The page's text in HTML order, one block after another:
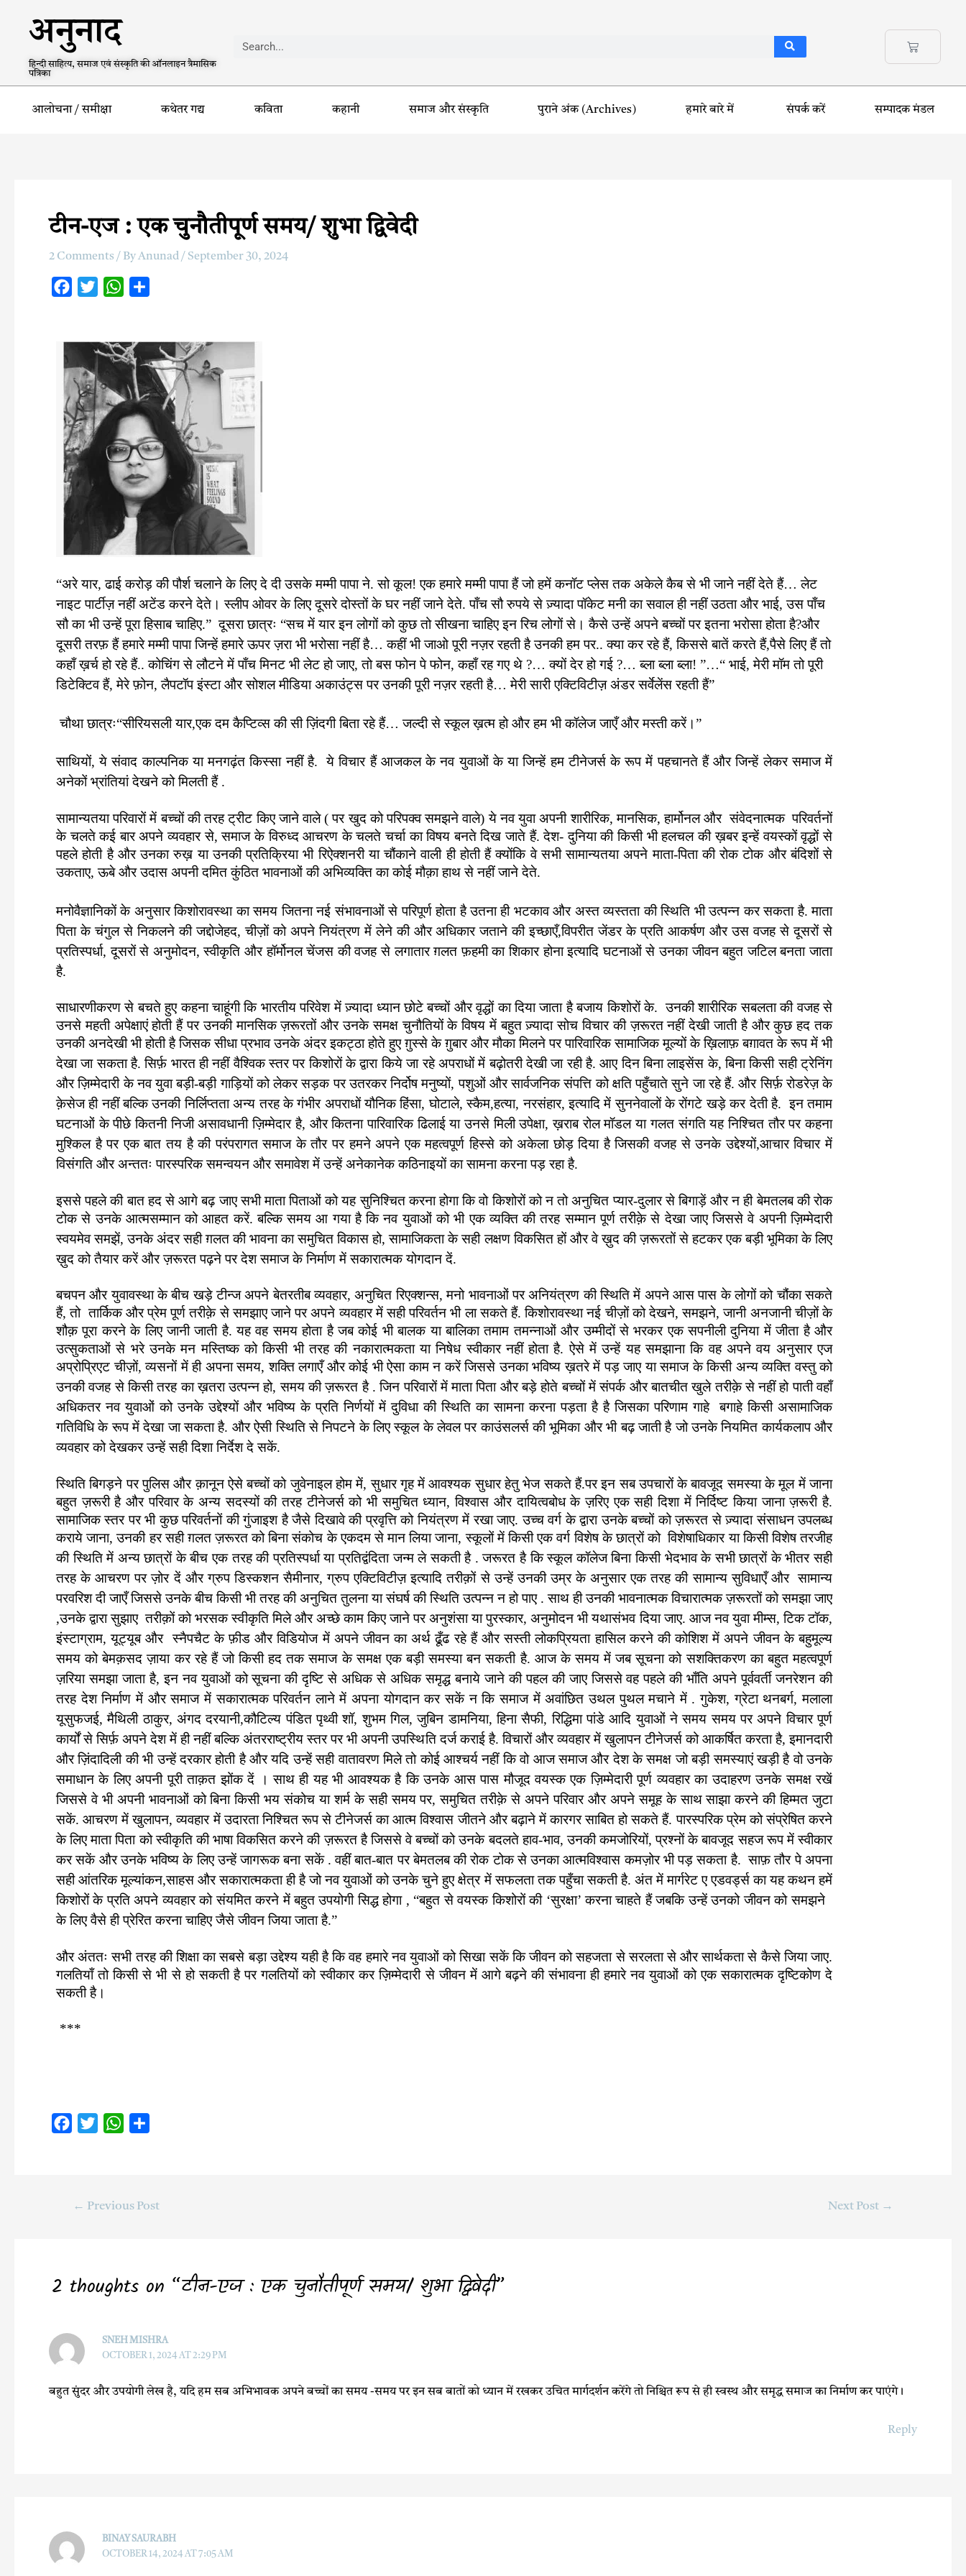
अनुनाद
हिन्दी साहित्य, समाज एवं संस्कृति की ऑनलाइन त्रैमासिक
पत्रिका
आलोचना / समीक्षा कथेतर गद्य कविता कहानी समाज और संस्कृति पुराने अंक (Archives) हमारे बारे में संपर्क करें सम्पादक मंडल
टीन-एज : एक चुनौतीपूर्ण समय/ शुभा द्विवेदी
2 Comments / ByAnunad / September 30, 2024
b
o
o
k
t
e
r
W
t
s
A
p
e
“अरे यार, ढाई करोड़ की पौर्श चलाने के लिए दे दी उसके मम्मी पापा ने. सो कूल! एक हमारे मम्मी पापा हैं जो हमें कनॉट प्लेस तक अकेले कैब से भी जाने नहीं देते हैं… लेट
नाइट पार्टीज़ नहीं अटेंड करने देते। स्लीप ओवर के लिए दूसरे दोस्तों के घर नहीं जाने देते. पाँच सौ रुपये से ज़्यादा पॉकेट मनी का सवाल ही नहीं उठता और भाई, उस पाँच
सौ का भी उन्हें पूरा हिसाब चाहिए.” दूसरा छात्रः “सच में यार इन लोगों को कुछ तो सीखना चाहिए इन रिच लोगों से। कैसे उन्हें अपने बच्चों पर इतना भरोसा होता है?और
दूसरी तरफ़ हैं हमारे मम्मी पापा जिन्हें हमारे ऊपर ज़रा भी भरोसा नहीं है… कहीं भी जाओ पूरी नज़र रहती है उनकी हम पर.. क्या कर रहे हैं, किससे बातें करते हैं,पैसे लिए हैं तो
कहाँ ख़र्च हो रहे हैं.. कोचिंग से लौटने में पाँच मिनट भी लेट हो जाए, तो बस फोन पे फोन, कहाँ रह गए थे ?… क्यों देर हो गई ?… ब्ला ब्ला ब्ला! ”…“ भाई, मेरी मॉम तो पूरी
डिटेक्टिव हैं, मेरे फ़ोन, लैपटॉप इंस्टा और सोशल मीडिया अकाउंट्स पर उनकी पूरी नज़र रहती है… मेरी सारी एक्टिविटीज़ अंडर सर्वेलेंस रहती हैं”
चौथा छात्रः“सीरियसली यार,एक दम कैप्टिव्स की सी ज़िंदगी बिता रहे हैं… जल्दी से स्कूल ख़त्म हो और हम भी कॉलेज जाएँ और मस्ती करें।”
साथियों, ये संवाद काल्पनिक या मनगढ़ंत किस्सा नहीं है. ये विचार हैं आजकल के नव युवाओं के या जिन्हें हम टीनेजर्स के रूप में पहचानते हैं और जिन्हें लेकर समाज में
अनेकों भ्रांतियां देखने को मिलती हैं .
सामान्यतया परिवारों में बच्चों की तरह ट्रीट किए जाने वाले ( पर खुद को परिपक्व समझने वाले) ये नव युवा अपनी शारीरिक, मानसिक, हार्मोनल और संवेदनात्मक परिवर्तनों
के चलते कई बार अपने व्यवहार से, समाज के विरुध्द आचरण के चलते चर्चा का विषय बनते दिख जाते हैं. देश- दुनिया की किसी भी हलचल की ख़बर इन्हें वयस्कों वृद्धों से
पहले होती है और उनका रुख़ या उनकी प्रतिक्रिया भी रिऐक्शनरी या चौंकाने वाली ही होती हैं क्योंकि वे सभी सामान्यतया अपने माता-पिता की रोक टोक और बंदिशों से
उकताए, ऊबे और उदास अपनी दमित कुंठित भावनाओं की अभिव्यक्ति का कोई मौक़ा हाथ से नहीं जाने देते.
मनोवैज्ञानिकों के अनुसार किशोरावस्था का समय जितना नई संभावनाओं से परिपूर्ण होता है उतनाही भटकाव और अस्त व्यस्तता की स्थिति भी उत्पन्न कर सकता है. माता
पिता के चंगुल से निकलने की जद्दोजेहद, चीज़ों को अपने नियंत्रण में लेने की और अधिकार जताने की इच्छाएँ,विपरीत जेंडर के प्रति आकर्षण और उस वजह से दूसरों से
प्रतिस्पर्धा, दूसरों से अनुमोदन, स्वीकृति और हॉर्मोनल चेंजस की वजह से लगातार ग़लत फ़हमी का शिकार होना इत्यादि घटनाओं से उनका जीवन बहुत जटिल बनता जाता
है.
साधारणीकरण से बचते हुए कहना चाहूंगी कि भारतीय परिवेश में ज़्यादा ध्यान छोटे बच्चों और वृद्धों का दिया जाता है बजाय किशोरों के. उनकी शारीरिक सबलता की वजह से
उनसे महती अपेक्षाएं होती हैं पर उनकी मानसिक ज़रूरतों और उनके समक्ष चुनौतियों के विषय में बहुत ज़्यादा सोच विचार की ज़रूरत नहीं देखी जाती है और कुछ हद तक
उनकी अनदेखी भी होती है जिसक सीधा प्रभाव उनके अंदर इकट्ठा होते हुए ग़ुस्से के ग़ुबार और मौका मिलने पर पारिवारिक सामाजिक मूल्यों के ख़िलाफ़ बग़ावत के रूप में भी
देखा जा सकता है.सिर्फ़ भारत ही नहीं वैश्विक स्तर पर किशोरों के द्वारा किये जा रहे अपराधों में बढ़ोतरी देखी जा रही है. आए दिन बिना लाइसेंस के, बिना किसीसही ट्रेनिंग
और ज़िम्मेदारी के नव युवा बड़ी-बड़ी गाड़ियों को लेकर सड़क पर उतरकर निर्दोष मनुष्यों, पशुओं और सार्वजनिक संपत्ति को क्षति पहुँचाते सुने जा रहे हैं. और सिर्फ़ रोडरेज़ के
क़ेसेज ही नहीं बल्कि उनकी निर्लिप्तता अन्य तरह के गंभीर अपराधों यौनिक हिंसा, घोटाले, स्कैम,हत्या, नरसंहार, इत्यादि में सुननेवालों के रोंगटे खड़े कर देती है. इन तमाम
घटनाओं के पीछे कितनी निजी असावधानी ज़िम्मेदार है, और कितना पारिवारिक ढिलाई या उनसे मिली उपेक्षा, ख़राब रोल मॉडल या गलत संगति यह निश्चित तौर पर कहना
मुश्किल है पर एक बात तय है की परंपरागत समाज के तौर पर हमने अपने एक महत्वपूर्ण हिस्से को अकेला छोड़ दिया है जिसकी वजह से उनके उद्देश्यों,आचार विचार में
विसंगति और अन्ततः पारस्परिक समन्वयन और समावेश में उन्हें अनेकानेक कठिनाइयों का सामना करना पड़ रहा है.
इससे पहले की बात हद से आगे बढ़ जाए सभी माता पिताओं को यह सुनिश्चित करना होगा कि वो किशोरों को न तो अनुचित प्यार-दुलार से बिगाड़ें और न ही बेमतलब की रोक
टोक से उनके आत्मसम्मान को आहत करें. बल्कि समय आ गया है कि नव युवाओं को भी एक व्यक्ति की तरह सम्मान पूर्ण तरीक़े से देखा जाए जिससे वे अपनी ज़िम्मेदारी
स्वयमेव समझें, उनके अंदरसही ग़लत की भावना का समुचित विकास हो, सामाजिकता के सही लक्षण विकसित हों और वे ख़ुद की ज़रूरतों से हटकर एक बड़ी भूमिका के लिए
ख़ुद को तैयार करें और ज़रूरत पढ़ने पर देश समाज के निर्माण में सकारात्मक योगदान दें.
बचपन और युवावस्था के बीच खड़े टीन्ज अपने बेतरतीब व्यवहार, अनुचित रिएक्शन्स, मनो भावनाओं पर अनियंत्रण की स्थिति में अपने आस पास के लोगों को चौंका सकते
हैं, तो तार्किक और प्रेम पूर्ण तरीक़े से समझाए जाने पर अपने व्यवहार में सही परिवर्तन भी ला सकते हैं. किशोरावस्था नई चीज़ों को देखने, समझने, जानी अनजानी चीज़ों के
शौक़ पूरा करने के लिए जानी जाती है. यह वह समय होता है जब कोई भी बालक या बालिका तमाम तमन्नाओं और उम्मीदों से भरकर एक सपनीली दुनिया में जीता है और
उत्सुकताओं से भरे उनके मन मस्तिष्क को किसी भी तरह की नकारात्मकता या निषेध स्वीकार नहीं होता है. ऐसे में उन्हें यह समझाना कि वह अपने वय अनुसार एज
अप्रोप्रिएट चीज़ों, व्यसनों में ही अपना समय, शक्ति लगाएँ और कोई भी ऐसा काम न करें जिससे उनका भविष्य ख़तरे में पड़ जाए या समाज के किसी अन्य व्यक्ति वस्तु को
उनकी वजह से किसी तरह का ख़तरा उत्पन्न हो, समय की ज़रूरत है . जिन परिवारों में माता पिता और बड़े होते बच्चों में संपर्क और बातचीत खुलेतरीक़े से नहीं हो पाती वहाँ
अधिकतर नव युवाओं को उनके उद्देश्यों और भविष्य के प्रति निर्णयों में दुविधा की स्थिति का सामना करना पड़ता है है जिसका परिणाम गाहे बगाहे किसी असामाजिक
गतिविधि के रूप में देखा जा सकता है. और ऐसी स्थिति से निपटने के लिए स्कूल के लेवल पर काउंसलर्स की भूमिका और भी बढ़ जाती है जो उनके नियमित कार्यकलाप और
व्यवहार को देखकर उन्हें सही दिशा निर्देश दे सकें.
स्थिति बिगड़ने पर पुलिस और क़ानून ऐसे बच्चों को जुवेनाइल होम में, सुधार गृह में आवश्यक सुधार हेतु भेज सकते हैं.पर इन सब उपचारों के बावजूद समस्या के मूल में जाना
बहुत ज़रूरी है और परिवार के अन्य सदस्यों की तरह टीनेजर्स को भी समुचित ध्यान, विश्वास और दायित्वबोध के ज़रिए एक सही दिशा में निर्दिष्ट किया जाना ज़रूरी है.
सामाजिक स्तर पर भी कुछ परिवर्तनों की गुंजाइश है जैसे दिखावे की प्रवृत्ति को नियंत्रण में रखा जाए. उच्च वर्ग के द्वारा उनके बच्चों को ज़रूरत से ज़्यादा संसाधन उपलब्ध
कराये जाना, उनकी हर सही ग़लत ज़रूरत को बिना संकोच के एकदम से मान लिया जाना, स्कूलों में किसी एक वर्ग विशेष के छात्रों को विशेषाधिकार या किसी विशेष तरजीह
की स्थिति में अन्य छात्रों के बीच एक तरह की प्रतिस्पर्धा या प्रतिद्वंदिता जन्म ले सकती है . जरूरत है किस्कूल कॉलेज बिना किसी भेदभाव के सभी छात्रों के भीतर सही
तरह के आचरण पर ज़ोर दें और ग्रुप डिस्कशन सैमीनार, ग्रुप एक्टिविटीज़ इत्यादि तरीक़ों से उन्हें उनकी उम्र के अनुसार एक तरह की सामान्य सुविधाएँ और सामान्य
परवरिश दी जाएँ जिससे उनके बीच किसी भी तरह की अनुचित तुलना या संघर्ष की स्थिति उत्पन्न न हो पाए . साथ ही उनकी भावनात्मक विचारात्मक ज़रूरतों को समझा जाए
,उनके द्वारा सुझाए तरीक़ों को भरसक स्वीकृति मिले और अच्छे काम किए जाने पर अनुशंसा या पुरस्कार, अनुमोदन भी यथासंभव दिया जाए. आज नव युवा मीम्स, टिक टॉक,
इंस्टाग्राम, यूट्यूब और स्नैपचैट के फ़ीड और विडियोज में अपने जीवन का अर्थ ढूँढ रहे हैं और सस्ती लोकप्रियता हासिल करने की कोशिश में अपने जीवन के बहुमूल्य
समय को बेमक़सद ज़ाया कर रहे हैं जो किसी हद तक समाज के समक्ष एक बड़ी समस्या बन सकती है. आज के समय में जब सूचना को सशक्तिकरण का बहुत महत्वपूर्ण
ज़रिया समझा जाता है, इन नव युवाओं को सूचना की दृष्टि से अधिक से अधिक समृद्ध बनाये जाने की पहल की जाए जिससे वह पहले की भाँति अपने पूर्ववर्ती जनरेशन की
तरह देश निर्माण में और समाज में सकारात्मक परिवर्तन लाने में अपना योगदान कर सकें न कि समाज में अवांछित उथल पुथलमचाने में . गुकेश, ग्रेटा थनबर्ग, मलाला
यूसुफजई, मैथिली ठाकुर, अंगद दरयानी,कौटिल्य पंडित पृथ्वी शॉ, शुभम गिल, जुबिन डामनिया, हिना सैफी, रिद्धिमा पांडे आदि युवाओं ने समय समय पर अपने विचार पूर्ण
कार्यों से सिर्फ़ अपने देश में ही नहीं बल्कि अंतरराष्ट्रीय स्तर पर भी अपनी उपस्थिति दर्ज कराई है. विचारों और व्यवहार में खुलापन टीनेजर्स को आकर्षित करता है, इमानदारी
और ज़िंदादिली की भी उन्हें दरकार होती है और यदि उन्हें सही वातावरण मिले तो कोई आश्चर्य नहीं कि वो आज समाज और देश के समक्ष जो बड़ी समस्याएं खड़ी है वो उनके
समाधान के लिए अपनी पूरी ताक़त झोंक दें । साथ ही यह भी आवश्यक है कि उनके आस पास मौजूद वयस्क एक ज़िम्मेदारी पूर्ण व्यवहार का उदाहरण उनके समक्ष रखें
जिससे वे भी अपनी भावनाओं को बिना किसी भय संकोच या शर्म के सही समय पर, समुचित तरीक़े से अपने परिवार और अपने समूह के साथ साझा करने की हिम्मत जुटा
सकें. आचरण में खुलापन, व्यवहार में उदारता निश्चित रूप से टीनेजर्स का आत्म विश्वास जीतने और बढ़ाने में कारगर साबित हो सकते हैं. पारस्परिक प्रेम को संप्रेषित करने
के लिए माता पिता को स्वीकृति की भाषा विकसित करने की ज़रूरत है जिससे वे बच्चों को उनके बदलते हाव-भाव,उनकी कमजोरियों, प्रश्नों के बावजूद सहज रूप में स्वीकार
कर सकें और उनके भविष्य के लिए उन्हें जागरूक बना सकें . वहीं बात-बात पर बेमतलब की रोक टोक से उनका आत्मविश्वास कमज़ोर भी पड़ सकता है. साफ़ तौर पे अपना
सही आंतरिक मूल्यांकन,साहस और सकारात्मकता ही है जो नव युवाओं को उनके चुने हुए क्षेत्र में सफलता तक पहुँचा सकती है. अंत में मार्गरेट ए एडवर्ड्स का यह कथन हमें
किशोरों के प्रति अपने व्यवहार को संयमित करने में बहुत उपयोगी सिद्ध होगा , “बहुत से वयस्क किशोरों की ‘सुरक्षा’ करना चाहते हैं जबकि उन्हें उनको जीवन को समझने
के लिए वैसे ही प्रेरित करना चाहिए जैसे जीवन जिया जाता है.”
और अंततः सभी तरह की शिक्षा का सबसे बड़ा उद्देश्य यही है कि वह हमारे नव युवाओं को सिखा सकें कि जीवन को सहजता से सरलता से और सार्थकता से कैसे जिया जाए.
गलतियाँ तो किसी से भी से हो सकती है पर गलतियों को स्वीकार कर ज़िम्मेदारी से जीवन में आगे बढ़ने की संभावना ही हमारे नव युवाओं को एक सकारात्मक दृष्टिकोण दे
सकती है।
***
b
t
W
s
e
← Previous Post Next Post →
2 thoughts on “टीन-एज : एक चुनौतीपूर्ण समय/ शुभा द्विवेदी”
SNEH MISHRA
OCTOBER 1, 2024 AT 2:29 PM
बहुत सुंदर और उपयोगी लेख है, यदि हम सब अभिभावक अपने बच्चों का समय -समय पर इन सब बातों को ध्यान में रखकर उचित मार्गदर्शन करेंगे तो निश्चित रूप से ही स्वस्थ और समृद्ध समाज का निर्माण कर पाएंगे।
Reply
BINAY SAURABH
OCTOBER 14, 2024 AT 7:05 AM